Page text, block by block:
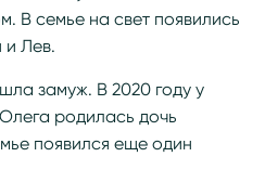
В семье на свет появились
и Лев.
замуж. В 2020 году у
родилась дочь
появился еще один